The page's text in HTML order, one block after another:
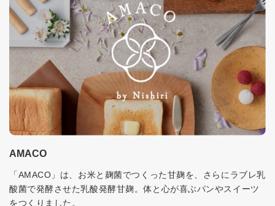
AMACO
「AMACO」は、お米と麹菌でつくった甘麹を、さらにラブレ乳
酸菌で発酵させた乳酸発酵甘麹。体と心が喜ぶパンやスイーツ
をつくりました。